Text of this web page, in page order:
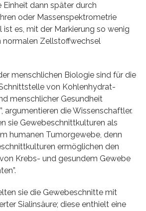
dann später durch
oder Massenspektrometrie
ist es, mit der Markierung so wenig
normalen Zellstoffwechsel
menschlichen Biologie sind für die
von Kohlenhydrat-
menschlicher Gesundheit
argumentieren die Wissenschaftler.
sie Gewebeschnittkulturen als
humanen Tumorgewebe, denn
ermöglichen den
Krebs- und gesundem Gewebe
sie die Gewebeschnitte mit
Sialinsäure; diese enthielt eine